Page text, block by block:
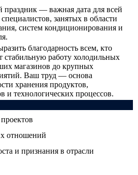
праздник — важная дата для всей
занятых в области
систем кондиционирования и
благодарность всем, кто
стабильную работу холодильных
магазинов до крупных
Ваш труд — основа
хранения продуктов,
и технологических процессов.
отношений
и признания в отрасли